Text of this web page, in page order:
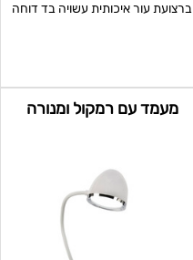
ברצועת עור איכותית עשויה בד דוחה
מעמד עם רמקול ומנורה